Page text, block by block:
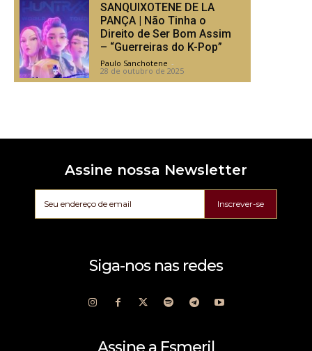
SANQUIXOTENE DE LA
PANÇA | Não Tinha o
Direito de Ser Bom Assim
– “Guerreiras do K-Pop”
Paulo Sanchotene -
28 de outubro de 2025
Assine nossa Newsletter
Inscrever-se
Siga-nos nas redes